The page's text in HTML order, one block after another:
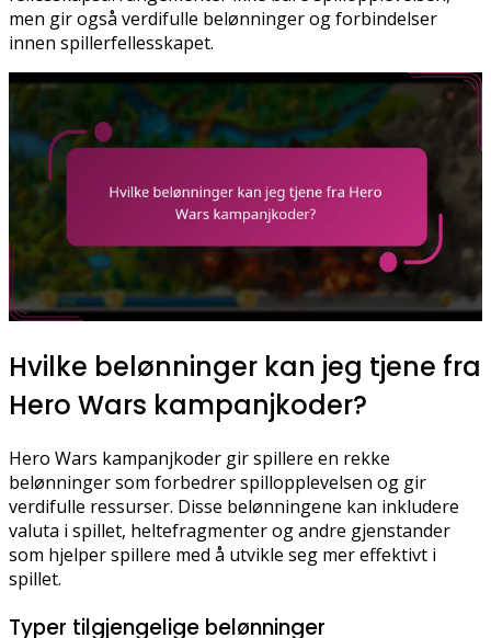
men gir også verdifulle belønninger og forbindelser
innen spillerfellesskapet.
Hvilke belønninger kan jeg tjene fra
Hero Wars kampanjkoder?
Hero Wars kampanjkoder gir spillere en rekke
belønninger som forbedrer spillopplevelsen og gir
verdifulle ressurser. Disse belønningene kan inkludere
valuta i spillet, heltefragmenter og andre gjenstander
som hjelper spillere med å utvikle seg mer effektivt i
spillet.
Typer tilgjengelige belønninger